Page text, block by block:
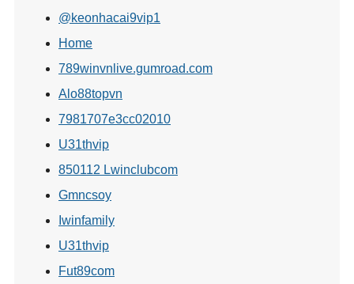
@keonhacai9vip1
Home
789winvnlive.gumroad.com
Alo88topvn
7981707e3cc02010
U31thvip
850112 Lwinclubcom
Gmncsoy
Iwinfamily
U31thvip
Fut89com